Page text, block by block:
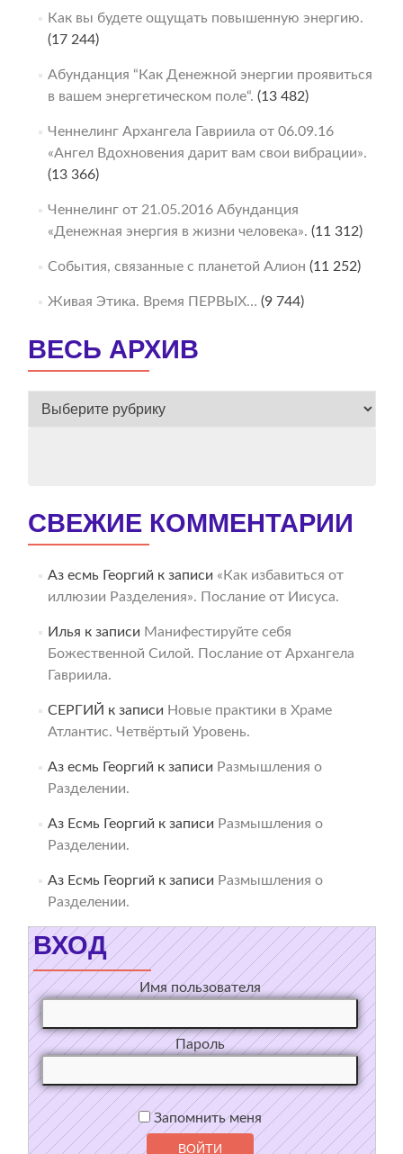
Как вы будете ощущать повышенную энергию.
(17 244)
Абунданция “Как Денежной энергии проявиться
в вашем энергетическом поле“. (13 482)
Ченнелинг Архангела Гавриила от 06.09.16
«Ангел Вдохновения дарит вам свои вибрации».
(13 366)
Ченнелинг от 21.05.2016 Абунданция
«Денежная энергия в жизни человека». (11 312)
События, связанные с планетой Алион (11 252)
Живая Этика. Время ПЕРВЫХ… (9 744)
ВЕСЬ АРХИВ
ВЕСЬ
СВЕЖИЕ КОММЕНТАРИИ
Аз есмь Георгий к записи «Как избавиться от
иллюзии Разделения». Послание от Иисуса.
Илья к записи Манифестируйте себя
Божественной Силой. Послание от Архангела
Гавриила.
СЕРГИЙ к записи Новые практики в Храме
Атлантис. Четвёртый Уровень.
Аз есмь Георгий к записи Размышления о
Разделении.
Аз Есмь Георгий к записи Размышления о
Разделении.
Аз Есмь Георгий к записи Размышления о
Разделении.
ВХОД
Имя пользователя
Пароль
Запомнить меня